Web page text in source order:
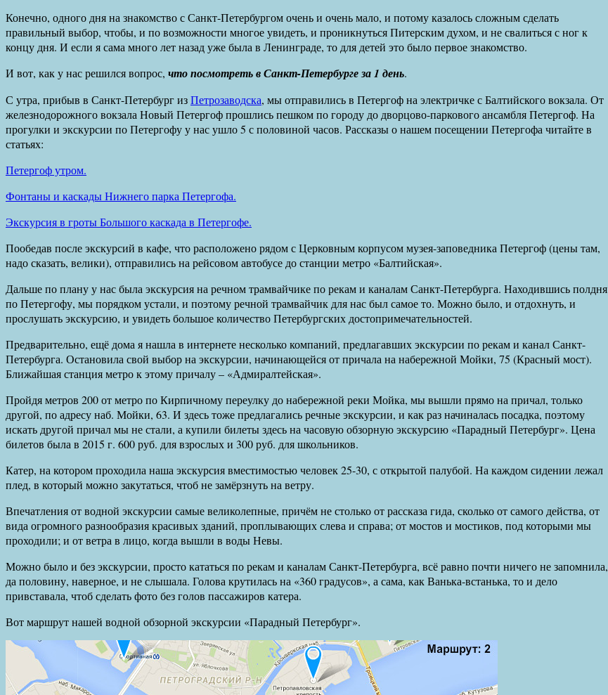
Конечно, одного дня на знакомство с Санкт-Петербургом очень и очень мало, и потому казалось сложным сделать
правильный выбор, чтобы, и по возможности многое увидеть, и проникнуться Питерским духом, и не свалиться с ног к
концу дня. И если я сама много лет назад уже была в Ленинграде, то для детей это было первое знакомство.
И вот, как у нас решился вопрос, что посмотреть в Санкт-Петербурге за 1 день.
С утра, прибыв в Санкт-Петербург изПетрозаводска, мы отправились в Петергоф на электричке с Балтийского вокзала. От
железнодорожного вокзала Новый Петергоф прошлись пешком по городу до дворцово-паркового ансамбля Петергоф. На
прогулки и экскурсии по Петергофу у нас ушло 5 с половиной часов. Рассказы о нашем посещении Петергофа читайте в
статьях:
Петергоф утром.
Фонтаны и каскады Нижнего парка Петергофа.
Экскурсия в гроты Большого каскада в Петергофе.
Пообедав после экскурсий в кафе, что расположено рядом с Церковным корпусом музея-заповедника Петергоф (цены там,
надо сказать, велики), отправились на рейсовом автобусе до станции метро «Балтийская».
Дальше по плану у нас была экскурсия на речном трамвайчике по рекам и каналам Санкт-Петербурга. Находившись полдня
по Петергофу, мы порядком устали, и поэтому речной трамвайчик для нас был самое то. Можно было, и отдохнуть, и
прослушать экскурсию, и увидеть большое количество Петербургских достопримечательностей.
Предварительно, ещё дома я нашла в интернете несколько компаний, предлагавших экскурсии по рекам и канал Санкт-
Петербурга. Остановила свой выбор на экскурсии, начинающейся от причала на набережной Мойки, 75 (Красный мост).
Ближайшая станция метро к этому причалу – «Адмиралтейская».
Пройдя метров 200 от метро по Кирпичному переулку до набережной реки Мойка, мы вышли прямо на причал, только
другой, по адресу наб. Мойки, 63. И здесь тоже предлагались речные экскурсии, и как раз начиналась посадка, поэтому
искать другой причал мы не стали, а купили билеты здесь на часовую обзорную экскурсию «Парадный Петербург». Цена
билетов была в 2015 г. 600 руб. для взрослых и 300 руб. для школьников.
Катер, на котором проходила наша экскурсия вместимостью человек 25-30, с открытой палубой. На каждом сидении лежал
плед, в который можно закутаться, чтоб не замёрзнуть на ветру.
Впечатления от водной экскурсии самые великолепные, причём не столько от рассказа гида, сколько от самого действа, от
вида огромного разнообразия красивых зданий, проплывающих слева и справа; от мостов и мостиков, под которыми мы
проходили; и от ветра в лицо, когда вышли в воды Невы.
Можно было и без экскурсии, просто кататься по рекам и каналам Санкт-Петербурга, всё равно почти ничего не запомнила,
да половину, наверное, и не слышала. Голова крутилась на «360 градусов», а сама, как Ванька-встанька, то и дело
привставала, чтоб сделать фото без голов пассажиров катера.
Вот маршрут нашей водной обзорной экскурсии «Парадный Петербург».